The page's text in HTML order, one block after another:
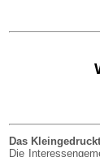
Das
Die